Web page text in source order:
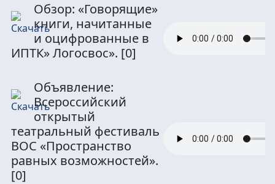
Обзор: «Говорящие»
книги, начитанные
и оцифрованные в
ИПТК» Логосвос». [0]
Объявление:
Всероссийский
открытый
театральный фестиваль
ВОС «Пространство
равных возможностей».
[0]